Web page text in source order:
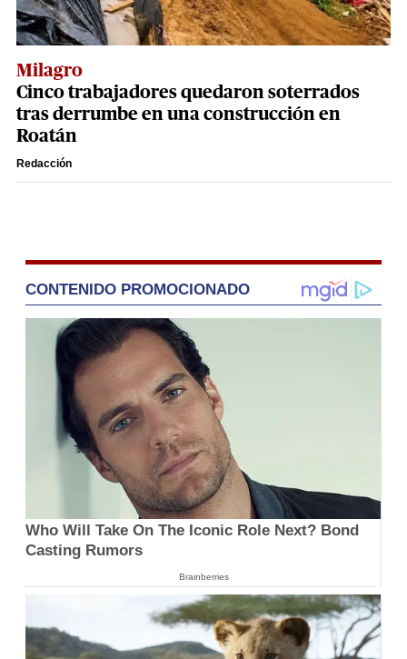
Milagro
Cinco trabajadores quedaron soterrados
tras derrumbe en una construcción en
Roatán
Redacción
CONTENIDO PROMOCIONADO
Who Will Take On The Iconic Role Next? Bond
Casting Rumors
Brainberries